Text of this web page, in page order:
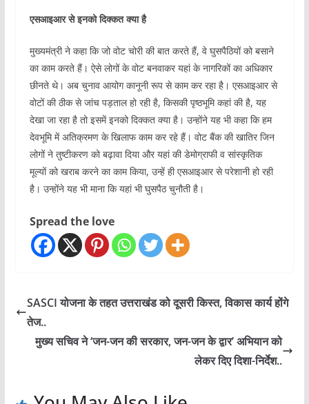
एसआइआर से इनको दिक्कत क्या है
मुख्यमंत्री ने कहा कि जो वोट चोरी की बात करते हैं, वे घुसपैठियों को बसाने
का काम करते हैं। ऐसे लोगों के वोट बनवाकर यहां के नागरिकों का अधिकार
छीनते थे। अब चुनाव आयोग कानूनी रूप से काम कर रहा है। एसआइआर से
वोटों की ठीक से जांच पड़ताल हो रही है, किसकी पृष्ठभूमि कहां की है, यह
देखा जा रहा है तो इसमें इनको दिक्कत क्या है। उन्होंने यह भी कहा कि हम
देवभूमि में अतिक्रमण के खिलाफ काम कर रहे हैं। वोट बैंक की खातिर जिन
लोगों ने तुष्टीकरण को बढ़ावा दिया और यहां की डेमोग्राफी व सांस्कृतिक
मूल्यों को खराब करने का काम किया, उन्हें ही एसआइआर से परेशानी हो रही
है। उन्होंने यह भी माना कि यहां भी घुसपैठ चुनौती है।
Spread the love
SASCI योजना के तहत उत्तराखंड को दूसरी किस्त, विकास कार्य होंगे
तेज..
मुख्य सचिव ने ‘जन-जन की सरकार, जन-जन के द्वार’ अभियान को
लेकर दिए दिशा-निर्देश..